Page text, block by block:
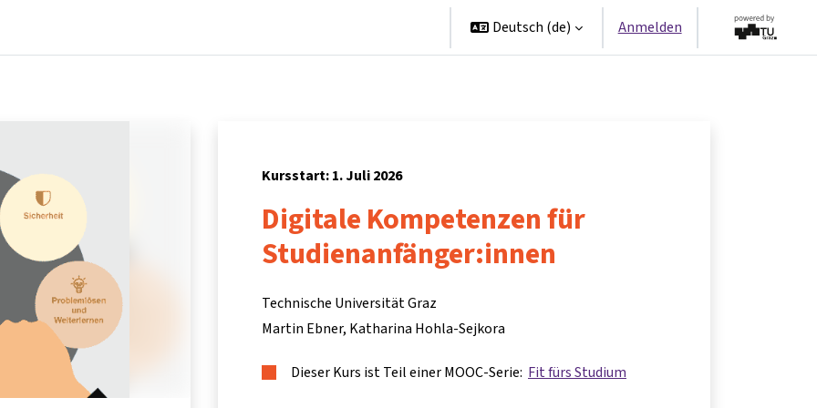
Deutsch ‎(de)‎ Anmelden
Kursstart: 1. Juli 2026
Digitale Kompetenzen für
Studienanfänger:innen
Technische Universität Graz
Martin Ebner Katharina Hohla-Sejkora
Dieser Kurs ist Teil einer MOOC-Serie: Fit fürs Studium